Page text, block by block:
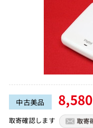
中古美品 8,580
取寄確認します